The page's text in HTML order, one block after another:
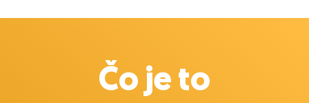
Čo je to